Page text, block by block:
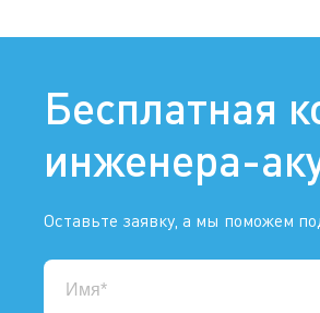
Бесплатная
инженера-
Оставьте заявку, а мы поможем